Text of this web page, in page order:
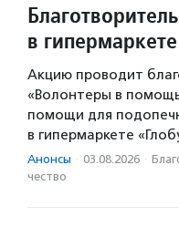
в
Акцию проводит
«Волонтеры в
помощи для
в гипермаркете
Анонсы · 03.08.2026 ·
чест­во